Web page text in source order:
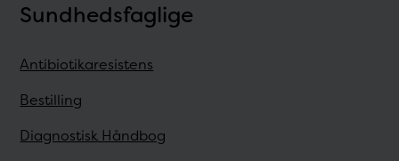
Sundhedsfaglige
Antibiotikaresistens
Bestilling
Diagnostisk Håndbog